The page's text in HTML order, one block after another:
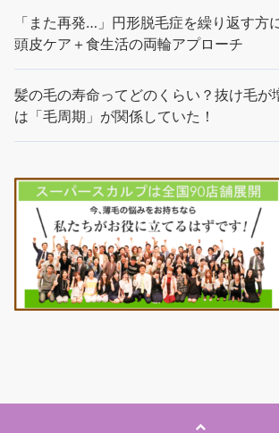
「また再発…」円形脱毛症を繰り返す方
頭皮ケア＋食生活の両輪アプローチ
髪の毛の寿命ってどのくらい？抜け毛が
は「毛周期」が関係していた！